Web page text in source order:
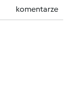
komentarze